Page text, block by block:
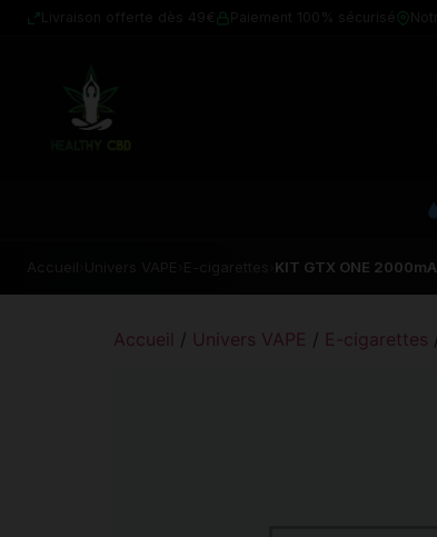
KIT GTX ONE
Accueil / Univers VAPE / E-cigarettes